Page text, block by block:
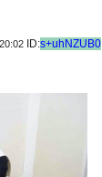
ID:s+uhNZUB0